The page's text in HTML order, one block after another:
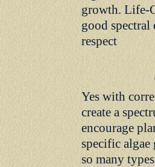
growth. Life-
good
respect
Yes with
create a
encourage
specific algae
so many